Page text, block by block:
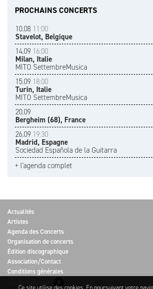
PROCHAINS CONCERTS
10.08 11:00
Stavelot, Belgique
14.09 16:00
Milan, Italie
MITO SettembreMusica
15.09 18:00
Turin, Italie
MITO SettembreMusica
20.09
Bergheim (68), France
26.09 19:30
Madrid, Espagne
Sociedad Española de la Guitarra
+ l'agenda complet
Actualités
Artistes
Agenda des Concerts
Organisation de concerts
Édition discographique
Association/Contact
Conditions générales